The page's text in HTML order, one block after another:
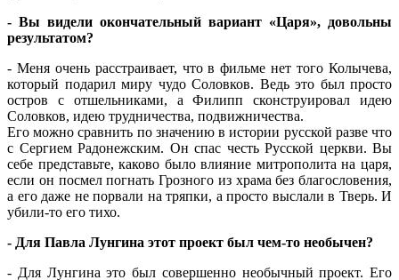
- Вы видели окончательный вариант «Царя», довольны
результатом?
- Меня очень расстраивает, что в фильме нет того Колычева,
который подарил миру чудо Соловков. Ведь это был просто
остров с отшельниками, а Филипп сконструировал идею
Соловков, идею трудничества, подвижничества.
Его можно сравнить по значению в истории русской разве что
с Сергием Радонежским. Он спас честь Русской церкви. Вы
себе представьте, каково было влияние митрополита на царя,
если он посмел погнать Грозного из храма без благословения,
а его даже не порвали на тряпки, а просто выслали в Тверь. И
убили-то его тихо.
- Для Павла Лунгина этот проект был чем-то необычен?
- Для Лунгина это был совершенно необычный проект. Его